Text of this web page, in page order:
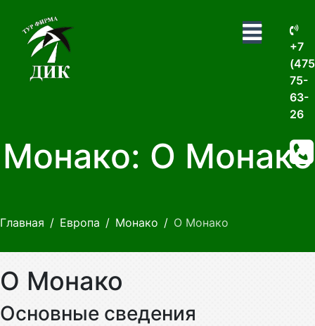
+7
75-
63-
26
Монако: О Монако
Главная Европа Монако О Монако
О Монако
Основные сведения